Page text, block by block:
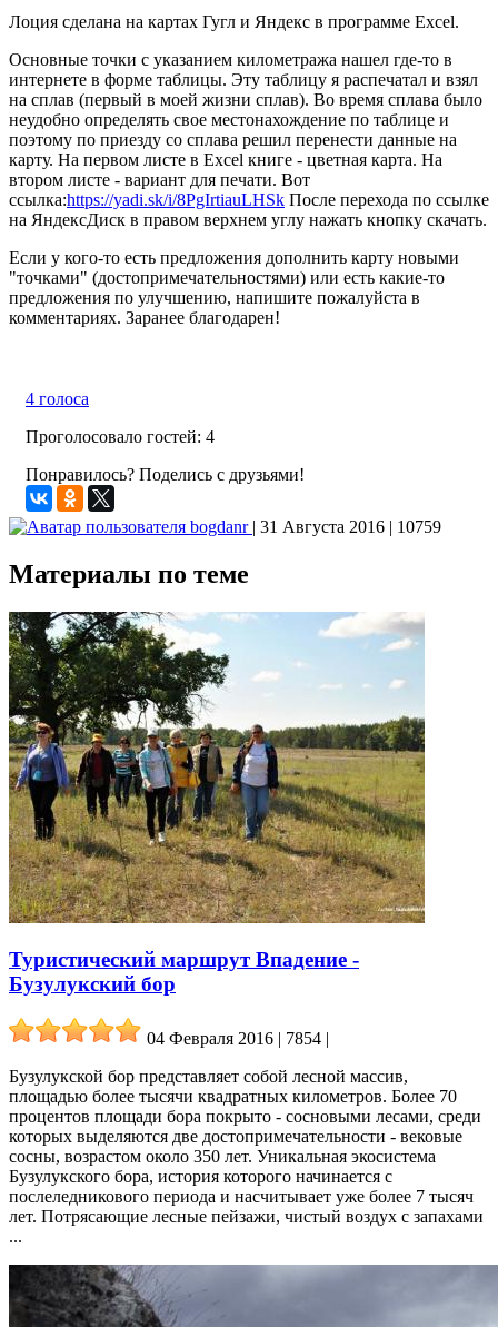
Лоция сделана на картах Гугл и Яндекс в программе Excel.
Основные точки с указанием километража нашел где-то в
интернете в форме таблицы. Эту таблицу я распечатал и взял
на сплав (первый в моей жизни сплав). Во время сплава было
неудобно определять свое местонахождение по таблице и
поэтому по приезду со сплава решил перенести данные на
карту. На первом листе в Excel книге - цветная карта. На
втором листе - вариант для печати. Вот
ссылка:https://yadi.sk/i/8PgIrtiauLHSk После перехода по ссылке
на ЯндексДиск в правом верхнем углу нажать кнопку скачать.
Если у кого-то есть предложения дополнить карту новыми
"точками" (достопримечательностями) или есть какие-то
предложения по улучшению, напишите пожалуйста в
комментариях. Заранее благодарен!
4 голоса
Проголосовало гостей: 4
Понравилось? Поделись с друзьями!
bogdanr | 31 Августа 2016 | 10759
Материалы по теме
Туристический маршрут Впадение -
Бузулукский бор
04 Февраля 2016 | 7854 |
Бузулукской бор представляет собой лесной массив,
площадью более тысячи квадратных километров. Более 70
процентов площади бора покрыто - сосновыми лесами, среди
которых выделяются две достопримечательности - вековые
сосны, возрастом около 350 лет. Уникальная экосистема
Бузулукского бора, история которого начинается с
послеледникового периода и насчитывает уже более 7 тысяч
лет. Потрясающие лесные пейзажи, чистый воздух с запахами
...